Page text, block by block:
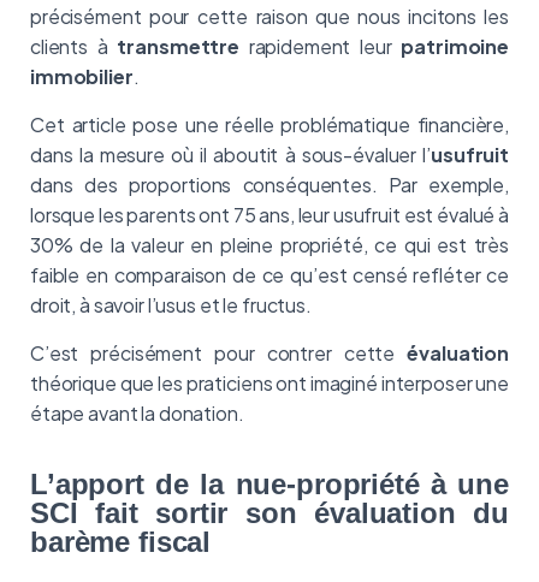
précisément pour cette raison que nous incitons les
clients à transmettre rapidement leur patrimoine
immobilier.
Cet article pose une réelle problématique financière,
dans la mesure où il aboutit à sous-évaluer l’usufruit
dans des proportions conséquentes. Par exemple,
lorsque les parents ont 75 ans, leur usufruit est évalué à
30% de la valeur en pleine propriété, ce qui est très
faible en comparaison de ce qu’est censé refléter ce
droit, à savoir l’usus et le fructus.
C’est précisément pour contrer cetteévaluation
théorique que les praticiens ont imaginé interposer une
étape avant la donation.
L’apport de la nue-propriété à une
SCI fait sortir son évaluation du
barème fiscal